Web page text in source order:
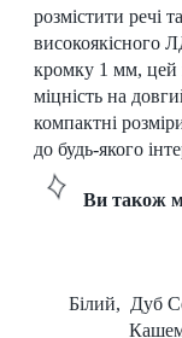
розмістити речі
кромку 1 мм, цей
міцність на
компактні
до будь-якого
Ви також
Білий, Дуб